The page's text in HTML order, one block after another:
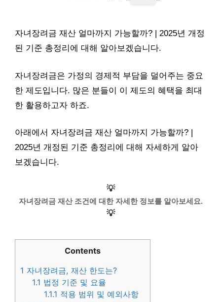
자녀장려금 재산 얼마까지 가능할까? | 2025년 개정
된 기준 총정리에 대해 알아보겠습니다.
자녀장려금은 가정의 경제적 부담을 덜어주는 중요
한 제도입니다. 많은 분들이 이 제도의 혜택을 최대
한 활용하고자 하죠.
아래에서 자녀장려금 재산 얼마까지 가능할까? |
2025년 개정된 기준 총정리에 대해 자세하게 알아
보겠습니다.
💡
자녀장려금 재산 조건에 대한 자세한 정보를 알아보세요.
💡
Contents
1 자녀장려금, 재산 한도는?
1.1 법정 기준 및 요율
1.1.1 적용 범위 및 예외사항